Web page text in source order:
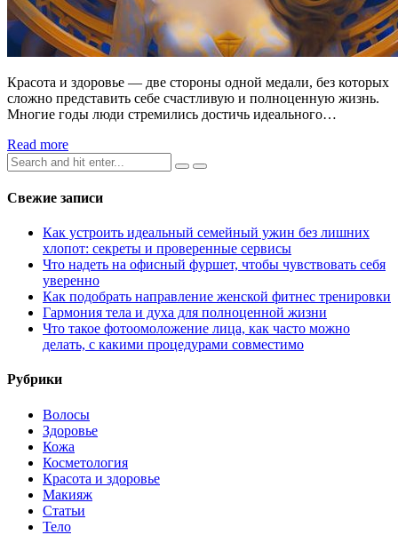
Красота и здоровье — две стороны одной медали, без которых
сложно представить себе счастливую и полноценную жизнь.
Многие годы люди стремились достичь идеального…
Read more
Search
for:
Свежие записи
Как устроить идеальный семейный ужин без лишних
хлопот: секреты и проверенные сервисы
Что надеть на офисный фуршет, чтобы чувствовать себя
уверенно
Как подобрать направление женской фитнес тренировки
Гармония тела и духа для полноценной жизни
Что такое фотоомоложение лица, как часто можно
делать, с какими процедурами совместимо
Рубрики
Волосы
Здоровье
Кожа
Косметология
Красота и здоровье
Макияж
Статьи
Тело